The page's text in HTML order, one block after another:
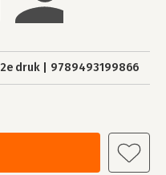
2e druk 9789493199866